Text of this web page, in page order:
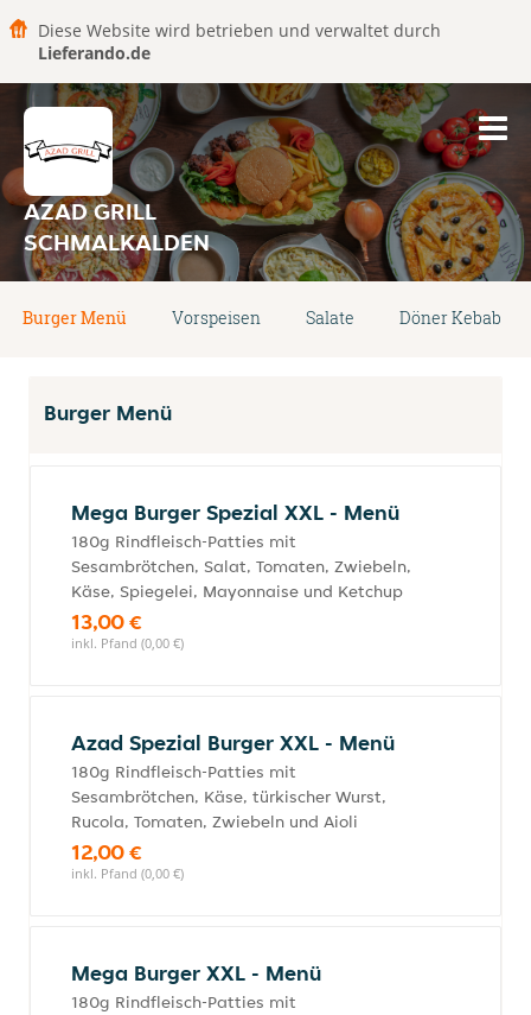
Diese Website wird betrieben und verwaltet durch
Lieferando.de
AZAD GRILL
SCHMALKALDEN
Burger Menü Vorspeisen Salate Döner Kebab
Burger Menü
Mega Burger Spezial XXL - Menü
180g Rindfleisch-Patties mit
Sesambrötchen, Salat, Tomaten, Zwiebeln,
Käse, Spiegelei, Mayonnaise und Ketchup
13,00 €
inkl. Pfand (0,00 €)
Azad Spezial Burger XXL - Menü
180g Rindfleisch-Patties mit
Sesambrötchen, Käse, türkischer Wurst,
Rucola, Tomaten, Zwiebeln und Aioli
12,00 €
inkl. Pfand (0,00 €)
Mega Burger XXL - Menü
180g Rindfleisch-Patties mit